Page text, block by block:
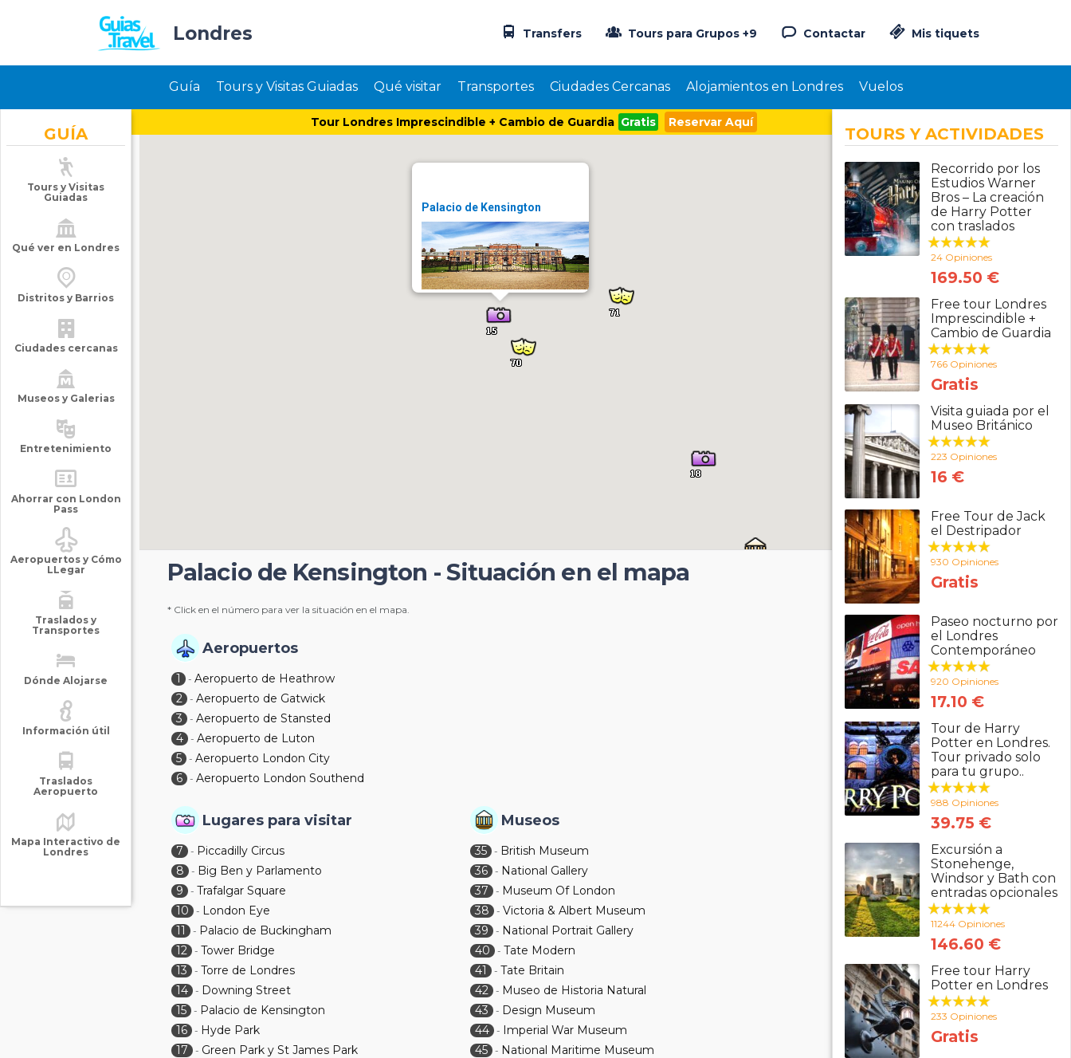
Tour Londres Imprescindible + Cambio de Guardia Gratis Reservar Aquí
Londres Mis tiquets
Contactar
Tours para Grupos +9
Transfers
Guía Tours y Visitas Guiadas Qué visitar Transportes Ciudades Cercanas Alojamientos en Londres Vuelos
GUÍA
Tours y Visitas
Guiadas
Qué ver en Londres
Distritos y Barrios
Ciudades cercanas
Museos y Galerias
Entretenimiento
Ahorrar con London
Pass
Aeropuertos y Cómo
LLegar
Traslados y
Transportes
Dónde Alojarse
Información útil
Traslados
Aeropuerto
Mapa Interactivo de
Londres
Palacio de Kensington
Palacio de Kensington - Situación en el mapa
* Click en el número para ver la situación en el mapa.
Aeropuertos
1 -Aeropuerto de Heathrow
2 -Aeropuerto de Gatwick
3
-Aeropuerto de Stansted
4 -Aeropuerto de Luton
5 -Aeropuerto London City
6 -Aeropuerto London Southend
Lugares para visitar
7 - Piccadilly Circus
8
- Big Ben y Parlamento
9
- Trafalgar Square
10
- London Eye
11
- Palacio de Buckingham
12 - Tower Bridge
13
- Torre de Londres
14 - Downing Street
15 - Palacio de Kensington
16 - Hyde Park
17
- Green Park y St James Park
Museos
35 - British Museum
36 - National Gallery
37
- Museum Of London
38
-Victoria & Albert Museum
39
- National Portrait Gallery
40
- Tate Modern
41
- Tate Britain
42 - Museo de Historia Natural
43
- Design Museum
44 - Imperial War Museum
45 - National Maritime Museum
TOURS Y ACTIVIDADES
Recorrido por los
Estudios Warner
Bros – La creación
de Harry Potter
con traslados
24 Opiniones
169.50 €
Free tour Londres
Imprescindible +
Cambio de Guardia
766 Opiniones
Gratis
Visita guiada por el
Museo Británico
223 Opiniones
16 €
Free Tour de Jack
el Destripador
930 Opiniones
Gratis
Paseo nocturno por
el Londres
Contemporáneo
920 Opiniones
17.10 €
Tour de Harry
Potter en Londres.
Tour privado solo
para tu grupo..
988 Opiniones
39.75 €
Excursión a
Stonehenge,
Windsor y Bath con
entradas opcionales
11244 Opiniones
146.60 €
Free tour Harry
Potter en Londres
233 Opiniones
Gratis